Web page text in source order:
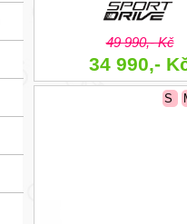
49 990,- Kč
34 990,-
S